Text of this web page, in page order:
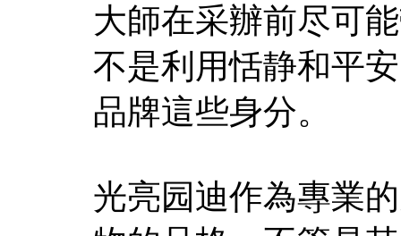
大師在采辦前尽可
不是利用恬静和平
品牌這些身分。
光亮园迪作為專業